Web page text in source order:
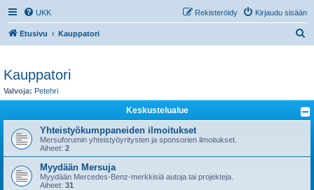
UKK Kirjaudu sisään
Rekisteröidy
Etusivu Kauppatori
Kauppatori
Valvoja: Petehri
Keskustelualue
Yhteistyökumppaneiden ilmoitukset
Mersuforumin yhteistyöyritysten ja sponsorien ilmoitukset.
Aiheet: 2
Myydään Mersuja
Myydään Mercedes-Benz-merkkisiä autoja tai projekteja.
Aiheet: 31